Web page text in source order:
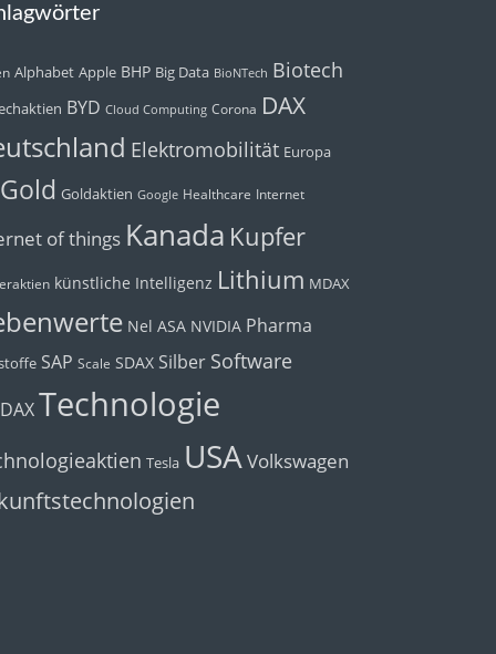
Alphabet Apple BHP Big Data BioNTech Biotech
BYD Cloud Computing Corona DAX
Elektromobilität Europa
Gold Goldaktien Google Healthcare Internet
of things Kanada Kupfer
künstliche Intelligenz Lithium MDAX
Nel ASA NVIDIA Pharma
SAP Scale SDAX Silber Software
Technologie
Tesla USAVolkswagen